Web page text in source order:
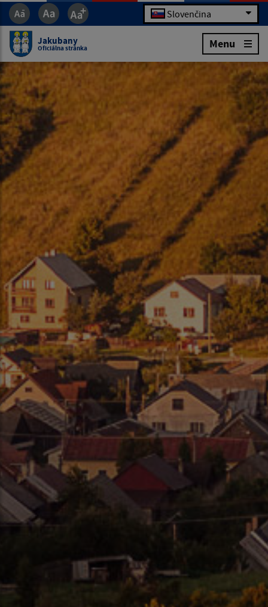
Slovenčina
Jakubany
Oficiálna stránka Menu